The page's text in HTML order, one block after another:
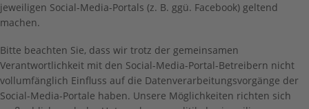
jeweiligen Social-Media-Portals (z. B. ggü. Facebook) geltend
machen.
Bitte beachten Sie, dass wir trotz der gemeinsamen
Verantwortlichkeit mit den Social-Media-Portal-Betreibern nicht
vollumfänglich Einfluss auf die Datenverarbeitungsvorgänge der
Social-Media-Portale haben. Unsere Möglichkeiten richten sich